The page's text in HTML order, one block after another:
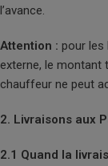
l’avance.
Attention : pour les
externe, le montant
chauffeur ne peut
2. Livraisons aux
2.1 Quand la